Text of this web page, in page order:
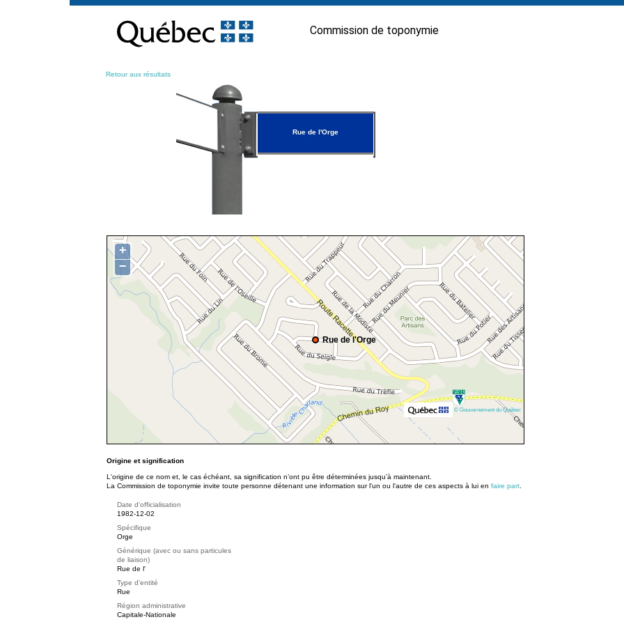
contenu
Commission de toponymie
Retour aux résultats
Rue de l'Orge
Rue de l'Orge
+
−
© Gouvernement du Québec
Origine et signification
L'origine de ce nom et, le cas échéant, sa signification n’ont pu être déterminées jusqu’à maintenant.
La Commission de toponymie invite toute personne détenant une information sur l'un ou l'autre de ces aspects à lui en faire part
Date d'officialisation
1982-12-02
Spécifique
Orge
Générique (avec ou sans particules
de liaison)
Rue de l'
Type d'entité
Rue
Région administrative
Capitale-Nationale